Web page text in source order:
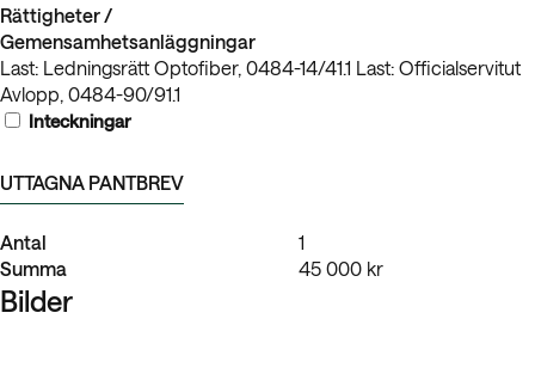
Rättigheter /
Gemensamhetsanläggningar
Last: Ledningsrätt Optofiber, 0484-14/41.1 Last: Officialservitut
Avlopp, 0484-90/91.1
Inteckningar
UTTAGNA PANTBREV
Antal
1
Summa
45 000 kr
Bilder